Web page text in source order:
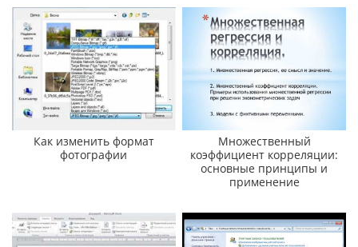
Как изменить формат
фотографии
Множественный
коэффициент корреляции:
основные принципы и
применение